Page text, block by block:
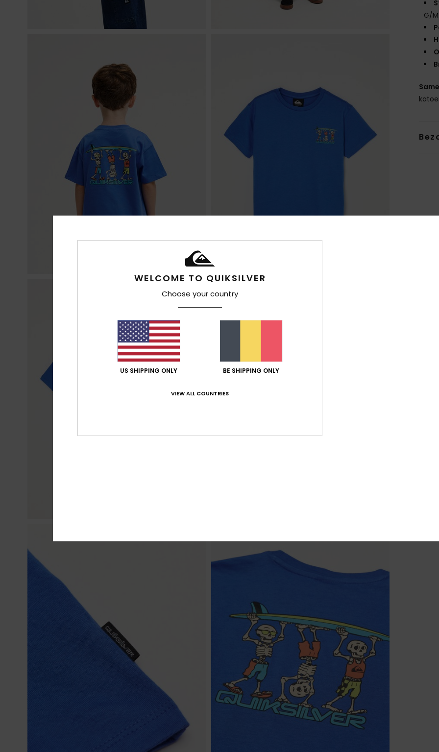
G/
WELCOME TO QUIKSILVER
Choose your country
US SHIPPING ONLY BE SHIPPING ONLY
VIEW ALL COUNTRIES